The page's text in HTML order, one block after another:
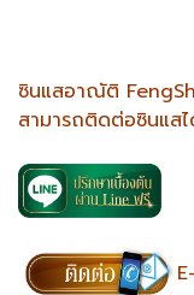
ซินแสอาณัติ
สามารถติดต่อซินแส